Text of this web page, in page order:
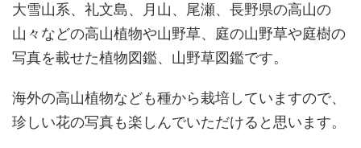
大雪山系、礼文島、月山、尾瀬、長野県の高山の
山々などの高山植物や山野草、庭の山野草や庭樹の
写真を載せた植物図鑑、山野草図鑑です。
海外の高山植物なども種から栽培していますので、
珍しい花の写真も楽しんでいただけると思います。